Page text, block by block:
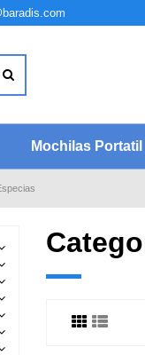
Mochilas Portatil